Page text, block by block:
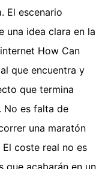
El escenario
una idea clara en la
How Can
que encuentra y
que termina
No es falta de
una maratón
coste real no es